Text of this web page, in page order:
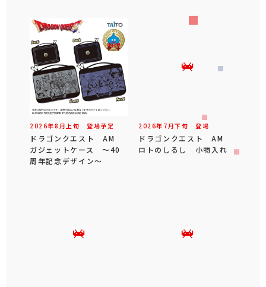
2026年8 月 上旬 登場予定
ドラゴンクエスト AM
ガジェットケース ～40
周年記念デザイン～
2026年 7 月下旬 登場
ドラゴンクエスト AM
ロトのしるし 小物入れ